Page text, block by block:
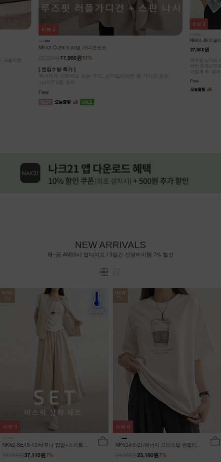
NK62-JS-2/폴터 스텐드 데님 베스트_DY
캐주얼 노카라 라운드넥 디자인!
허리 절개선으로 부해 보임 없이 슬림한 실루엣!
가볍게 툭- 걸쳐도 룩에 포인트!
Free
리뷰 3
NK42-J-5/차이
25,900원
[ 한정수량 특
Free
리뷰 3
NEW ARRIVALS
화~금 AM10시 업데이트 / 3일간 신상아이템 7% 할인
NEW
7%
NK62-SETS-13/바루나 집업+스커트
7%
37,110원
리뷰 0
NEW
7%
NK62-TS-21/에너지 크리스탈 반팔티
7%
23,160원
리뷰 0